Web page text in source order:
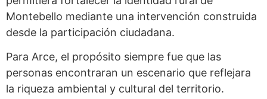
Montebello mediante una intervención construida
desde la participación ciudadana.
Para Arce, el propósito siempre fue que las
personas encontraran un escenario que reflejara
la riqueza ambiental y cultural del territorio.